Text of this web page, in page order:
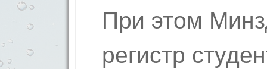
При этом
регистр